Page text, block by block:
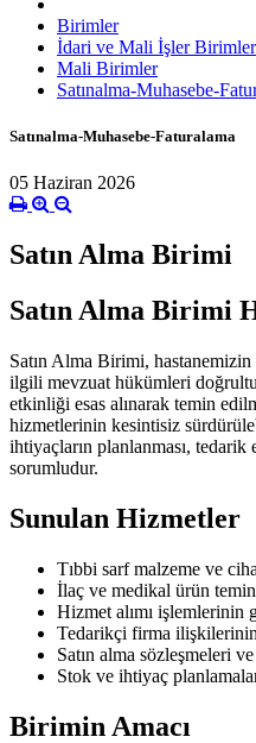
Birimler
İdari ve Mali İşler
Mali Birimler
Satınalma-Muhasebe-
Satınalma-Muhasebe-Faturalama
05 Haziran 2026
Satın Alma Birimi
Satın Alma Birimi
Satın Alma Birimi,
ilgili mevzuat hükümleri
etkinliği esas alınarak temin
hizmetlerinin kesintisiz
ihtiyaçların planlanması,
sorumludur.
Sunulan Hizmetler
Tıbbi sarf malzeme ve
İlaç ve medikal ürün
Hizmet alımı işlemlerinin
Tedarikçi firma
Satın alma sözleşmeleri
Stok ve ihtiyaç
Birimin Amacı